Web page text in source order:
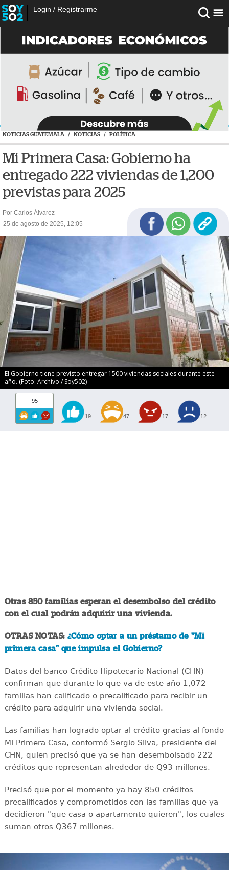
Login / Registrarme
NOTICIAS GUATEMALA / NOTICIAS / POLÍTICA
Mi Primera Casa: Gobierno ha
entregado 222 viviendas de 1,200
previstas para 2025
Por Carlos Álvarez
25 de agosto de 2025, 12:05
El Gobierno tiene previsto entregar 1500 viviendas sociales durante este
año. (Foto: Archivo / Soy502)
95
19 47 17 12
Otras 850 familias esperan el desembolso del crédito
con el cual podrán adquirir una vivienda.
OTRAS NOTAS: ¿Cómo optar a un préstamo de "Mi
primera casa" que impulsa el Gobierno?
Datos del banco Crédito Hipotecario Nacional (CHN)
confirman que durante lo que va de este año 1,072
familias han calificado o precalificado para recibir un
crédito para adquirir una vivienda social.
Las familias han logrado optar al crédito gracias al fondo
Mi Primera Casa, conformó Sergio Silva, presidente del
CHN, quien precisó que ya se han desembolsado 222
créditos que representan alrededor de Q93 millones.
Precisó que por el momento ya hay 850 créditos
precalificados y comprometidos con las familias que ya
decidieron "que casa o apartamento quieren", los cuales
suman otros Q367 millones.